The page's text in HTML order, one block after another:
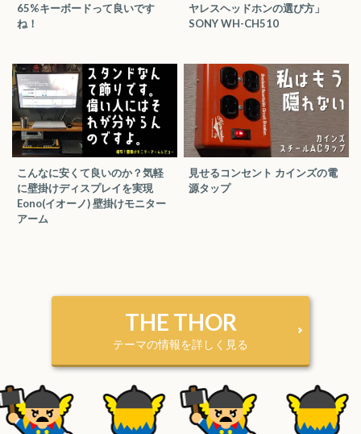
65%キーボードって良いです
ね！
ヤレスヘッドホンの選び方」
SONY WH-CH510
こんなに安くて良いのか？気軽
に壁掛けディスプレイを実現
Eono(イオーノ) 壁掛けモニター
アーム
見せるコンセント カインズの電
源タップ
THE THOR
テーマの情報を詳しく見る